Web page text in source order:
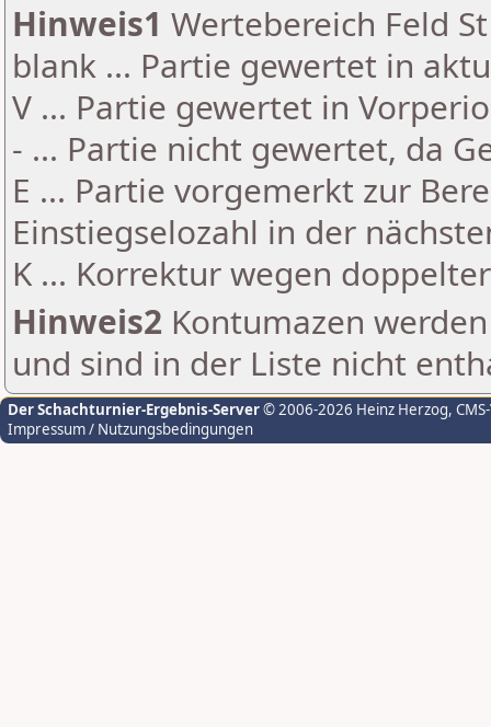
Hinweis1 Wertebereich Feld
blank ... Partie gewertet in
V ... Partie gewertet in
- ... Partie nicht gewertet, da
E ... Partie vorgemerkt zur
Einstiegselozahl in der
K ... Korrektur wegen
Hinweis2 Kontumazen
und sind in der Liste nicht
Der Schachturnier-Ergebnis-Server© 2006-2026 Heinz Herzog,
Impressum / Nutzungsbedingungen